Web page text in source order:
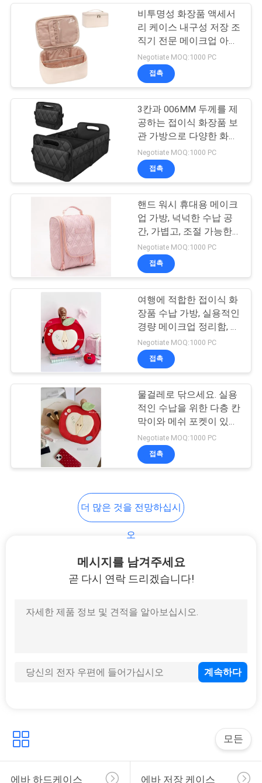
에바 전자적 경우
46
스포츠는 의복을 입
습니다
19
네오프렌 여성용 대
형 손가방
EVA 필통
31
화장용 저장 백
가죽 지갑 카드 건
23
비투명성 화장품 액세서
리 케이스 내구성 저장 조
직기 전문 메이크업 아티
스트 및 소매 디스플레이
에 적합
Negotiate MOQ:1000 PC
접촉
3칸과 006MM 두께를 제
공하는 접이식 화장품 보
관 가방으로 다양한 화장
품 정리에 탁월합니다.
Negotiate MOQ:1000 PC
접촉
핸드 워시 휴대용 메이크
업 가방, 넉넉한 수납 공
간, 가볍고, 조절 가능한
칸막이와 안전한 지퍼 잠
금 장치가 있는 화장품 보
관 케이스
Negotiate MOQ:1000 PC
접촉
여행에 적합한 접이식 화
장품 수납 가방, 실용적인
경량 메이크업 정리함, 화
장품 및 액세서리용
Negotiate MOQ:1000 PC
접촉
물걸레로 닦으세요. 실용
적인 수납을 위한 다층 칸
막이와 메쉬 포켓이 있는
개인 위생 용품 정리함
Negotiate MOQ:1000 PC
접촉
더 많은 것을 전망하십시
오
메시지를 남겨주세요
곧 다시 연락 드리겠습니다!
모든
에바 하드케이스 에바 저장 케이스